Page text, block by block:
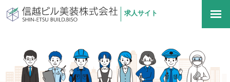
信越ビル美装株式会社
求人サイト